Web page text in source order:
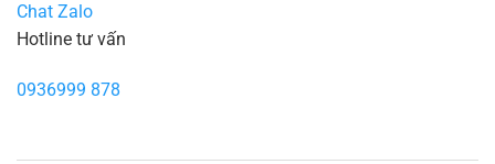
Chat Zalo
Hotline tư vấn
0936999 878